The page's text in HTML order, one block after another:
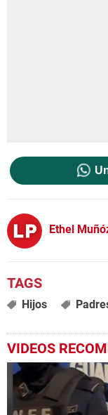
Ethel
Hijos
VIDEOS